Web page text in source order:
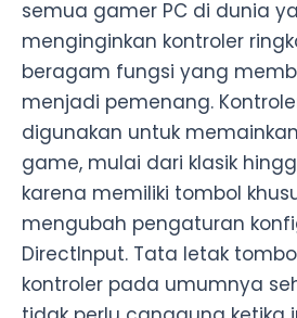
semua gamer PC di dunia
menginginkan kontroler
beragam fungsi yang
menjadi pemenang.
digunakan untuk
game, mulai dari klasik
karena memiliki tombol
mengubah pengaturan
DirectInput. Tata letak
kontroler pada umumnya